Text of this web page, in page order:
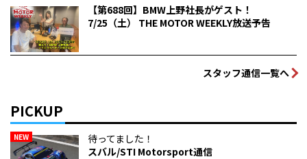
【第688回】BMW上野社長がゲスト！
7/25（土） THE MOTOR WEEKLY放送予告
スタッフ通信一覧へ
PICKUP
NEW
待ってました！
スバル/STI Motorsport通信